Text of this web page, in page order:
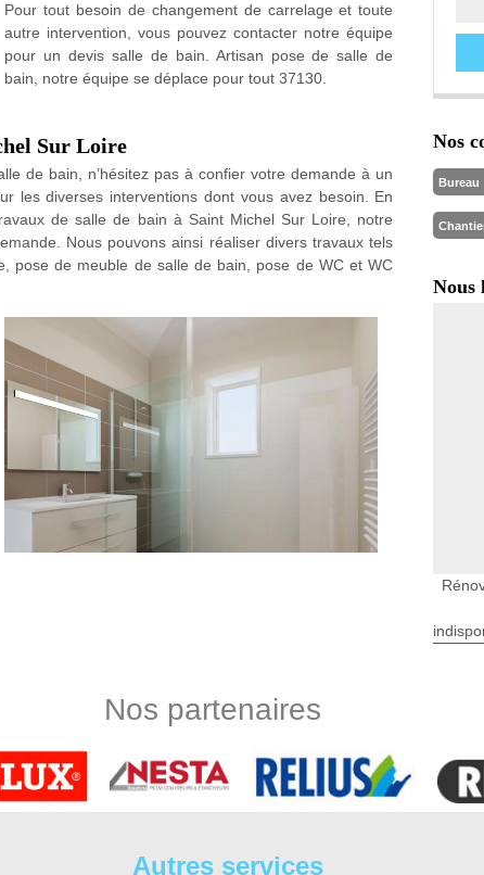
Pour tout besoin de changement de carrelage et toute
autre intervention, vous pouvez contacter notre équipe
pour un devis salle de bain. Artisan pose de salle de
bain, notre équipe se déplace pour tout 37130.
Sur Loire
de bain, n’hésitez pas à confier votre demande à un
les diverses interventions dont vous avez besoin. En
de salle de bain à Saint Michel Sur Loire, notre
Nous pouvons ainsi réaliser divers travaux tels
pose de meuble de salle de bain, pose de WC et WC
bain Saint Michel Sur Loire, DS Entretien 37 assure
sur tout 37130 avec un déplacement rapide pour toute
Nos
Bureau
Nous
Nos partenaires
Autres services